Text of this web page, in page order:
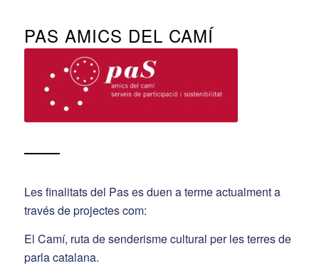
PAS AMICS DEL CAMÍ
Les finalitats del Pas es duen a terme actualment a
través de projectes com:
El Camí, ruta de senderisme cultural per les terres de
parla catalana.